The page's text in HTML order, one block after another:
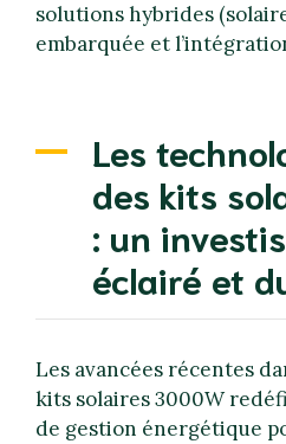
solutions hybrides
embarquée et
Les
des kits
: un
éclairé et
Les avancées récentes
kits solaires 3000W
de gestion énergétique